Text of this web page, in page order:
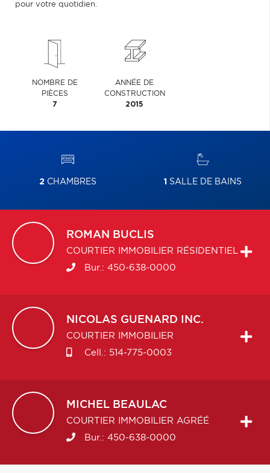
pour votre quotidien.
NOMBRE DE
PIÈCES
7
ANNÉE DE
CONSTRUCTION
2015
2CHAMBRES 1 SALLE DE BAINS
ROMAN BUCLIS
COURTIER IMMOBILIER RÉSIDENTIEL
Bur.: 450-638-0000
NICOLAS GUENARD INC.
COURTIER IMMOBILIER
Cell.: 514-775-0003
MICHEL BEAULAC
COURTIER IMMOBILIER AGRÉÉ
Bur.: 450-638-0000